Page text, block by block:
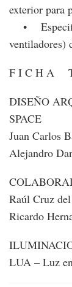
exterior para
•
ventiladores)
F I C H A
DISEÑO
SPACE
Juan Carlos
Alejandro
Raúl Cruz
Ricardo
LUA – Luz